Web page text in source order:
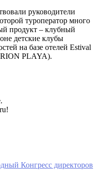
руководители
туроператор много
продукт – клубный
детские клубы
на базе отелей Estival
PLAYA).
Конгресс директоров